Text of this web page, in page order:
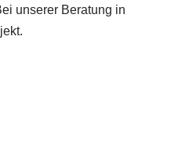
unserer Beratung in